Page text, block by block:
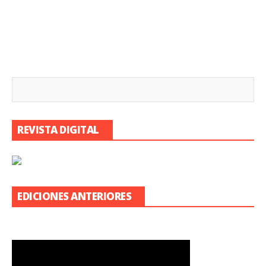
REVISTA DIGITAL
EDICIONES ANTERIORES